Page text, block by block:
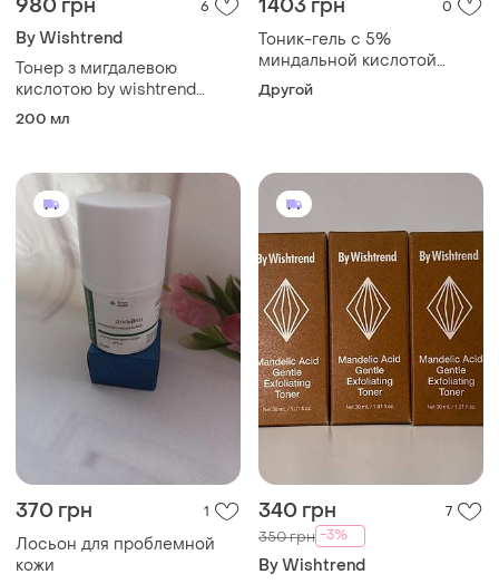
980 грн 6
​By Wishtrend
Тонер з мигдалевою
кислотою by wishtrend
mandelic acid gentle
200 мл
1403 грн 0
Тоник-гель с 5%
миндальной кислотой
mandelic acid - tonic-gel
with mandelic acid, 200 мл
Другой
370 грн 1
Лосьон для проблемной
кожи
340 грн 7
350 грн -3%
​By Wishtrend